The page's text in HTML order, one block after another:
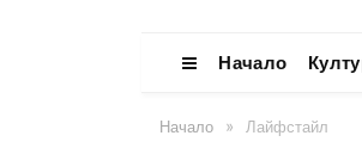
Начало
Начало » Лайфстайл